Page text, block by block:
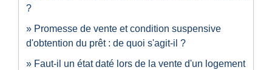
?
Promesse de vente et condition suspensive
d'obtention du prêt : de quoi s'agit-il ?
Faut-il un état daté lors de la vente d'un logement